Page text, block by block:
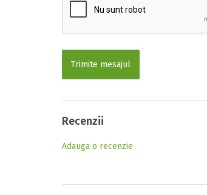
Trimite mesajul
Recenzii
Adauga o recenzie